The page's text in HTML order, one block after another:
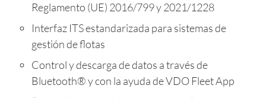
Reglamento (UE) 2016/799 y 2021/1228
Interfaz ITS estandarizada para sistemas de
gestión de flotas
Control y descarga de datos a través de
Bluetooth® y con la ayuda deVDO Fleet App